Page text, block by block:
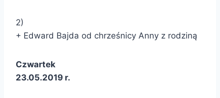
2)
+ Edward Bajda od chrześnicy Anny z rodziną
Czwartek
23.05.2019 r.